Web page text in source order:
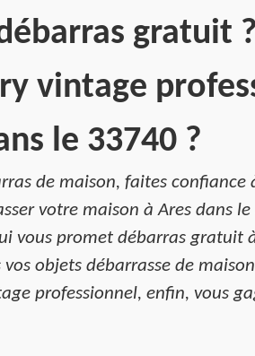
gratuit
vintage
le 33740 ?
de maison, faites
votre maison à Ares dans
vous promet débarras gratuit
objets débarrasse de
professionnel, enfin, vous